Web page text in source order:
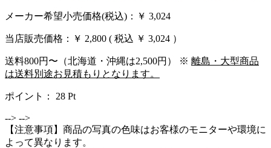
メーカー希望小売価格(税込)：￥ 3,024
当店販売価格： ￥ 2,800 ( 税込 ￥ 3,024 ）
送料800円〜（北海道・沖縄は2,500円） ※ 離島・大型商品
は送料別途お見積もりとなります。
ポイント： 28 Pt
--> -->
【注意事項】商品の写真の色味はお客様のモニターや環境に
よって異なります。